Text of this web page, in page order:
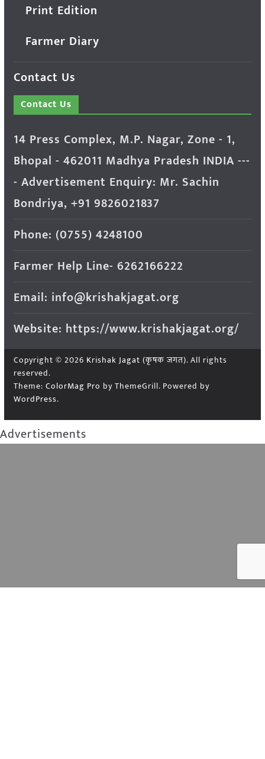
Print Edition
Farmer Diary
Contact Us
Contact Us
14 Press Complex, M.P. Nagar, Zone - 1,
Bhopal - 462011 Madhya Pradesh INDIA ---
- Advertisement Enquiry: Mr. Sachin
Bondriya, +91 9826021837
Phone: (0755) 4248100
Farmer Help Line- 6262166222
Email: info@krishakjagat.org
Website: https://www.krishakjagat.org/
Copyright © 2026 Krishak Jagat (कृषक जगत). All rights
reserved.
Theme: ColorMag Pro by ThemeGrill. Powered by
WordPress.
Advertisements